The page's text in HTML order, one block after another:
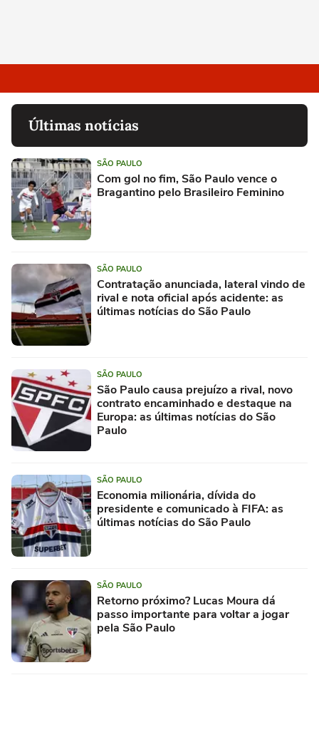
Últimas notícias
SÃO PAULO
Com gol no fim, São Paulo vence o
Bragantino pelo Brasileiro Feminino
SÃO PAULO
Contratação anunciada, lateral vindo de
rival e nota oficial após acidente: as
últimas notícias do São Paulo
SÃO PAULO
São Paulo causa prejuízo a rival, novo
contrato encaminhado e destaque na
Europa: as últimas notícias do São
Paulo
SÃO PAULO
Economia milionária, dívida do
presidente e comunicado à FIFA: as
últimas notícias do São Paulo
SÃO PAULO
Retorno próximo? Lucas Moura dá
passo importante para voltar a jogar
pela São Paulo